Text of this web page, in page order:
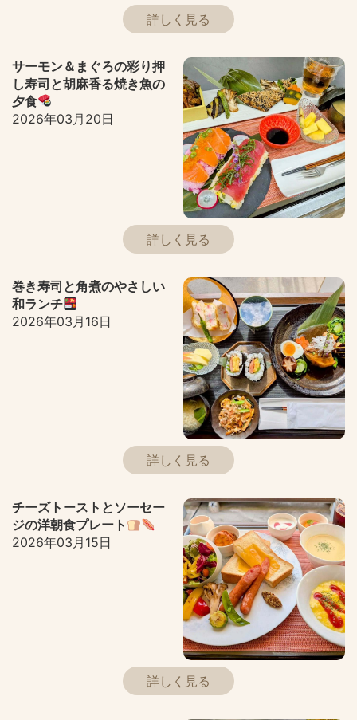
詳しく見る
サーモン＆まぐろの彩り押
し寿司と胡麻香る焼き魚の
夕食
2026年03月20日
詳しく見る
巻き寿司と角煮のやさしい
和ランチ
2026年03月16日
詳しく見る
チーズトーストとソーセー
ジの洋朝食プレート
2026年03月15日
詳しく見る